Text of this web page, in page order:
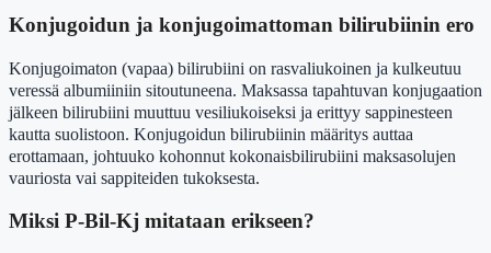
Konjugoidun ja konjugoimattoman bilirubiinin ero
Konjugoimaton (vapaa) bilirubiini on rasvaliukoinen ja kulkeutuu
veressä albumiiniin sitoutuneena. Maksassa tapahtuvan konjugaation
jälkeen bilirubiini muuttuu vesiliukoiseksi ja erittyy sappinesteen
kautta suolistoon. Konjugoidun bilirubiinin määritys auttaa
erottamaan, johtuuko kohonnut kokonaisbilirubiini maksasolujen
vauriosta vai sappiteiden tukoksesta.
Miksi P-Bil-Kj mitataan erikseen?